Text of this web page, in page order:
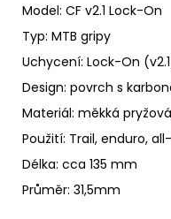
Model: CF v2.1 Lock-On
Typ: MTB gripy
Uchycení: Lock-On
Design: povrch s
Materiál: měkká
Použití: Trail, enduro,
Délka: cca 135 mm
Průměr: 31,5mm